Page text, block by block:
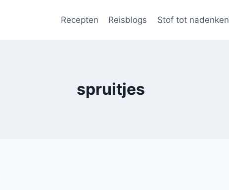
Recepten Reisblogs Stof tot nadenken
spruitjes